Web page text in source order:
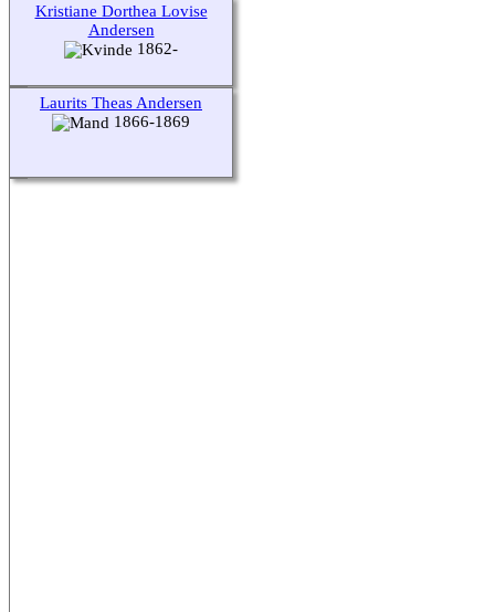
Kristiane Dorthea Lovise
Andersen
1862-
Laurits Theas Andersen
1866-1869